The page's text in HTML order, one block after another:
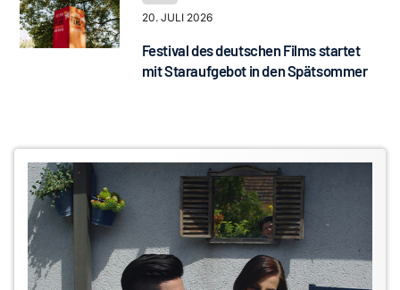
20. JULI 2026
Festival des deutschen Films startet
mit Staraufgebot in den Spätsommer